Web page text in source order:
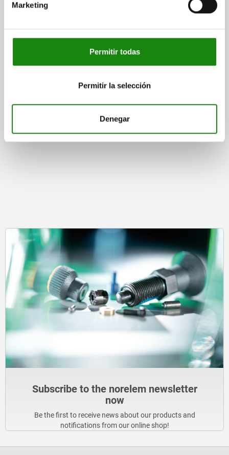
Marketing
Permitir todas
Permitir la selección
Denegar
Piano hinges, steel, in-frame, with gooseneck and 120°
plus shipping costs
Subscribe to the norelem newsletter
now
Be the first to receive news about our products and
notifications from our online shop!